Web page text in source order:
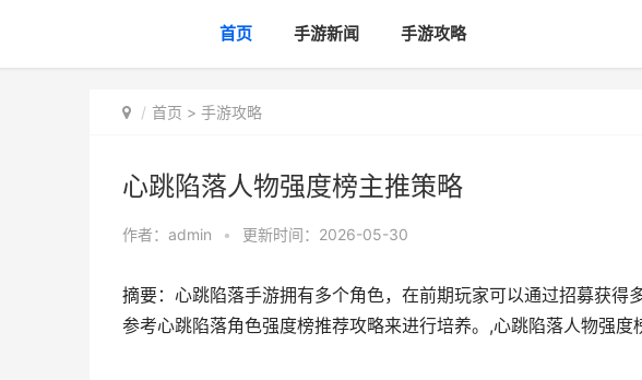
首页 手游新闻 手游攻略
首页 > 手游攻略
心跳陷落人物强度榜主推策略
作者： admin • 更新时间：2026-05-30
摘要：心跳陷落手游拥有多个角色，在前期玩家可以通过招募获得
参考心跳陷落角色强度榜推荐攻略来进行培养。,心跳陷落人物强度